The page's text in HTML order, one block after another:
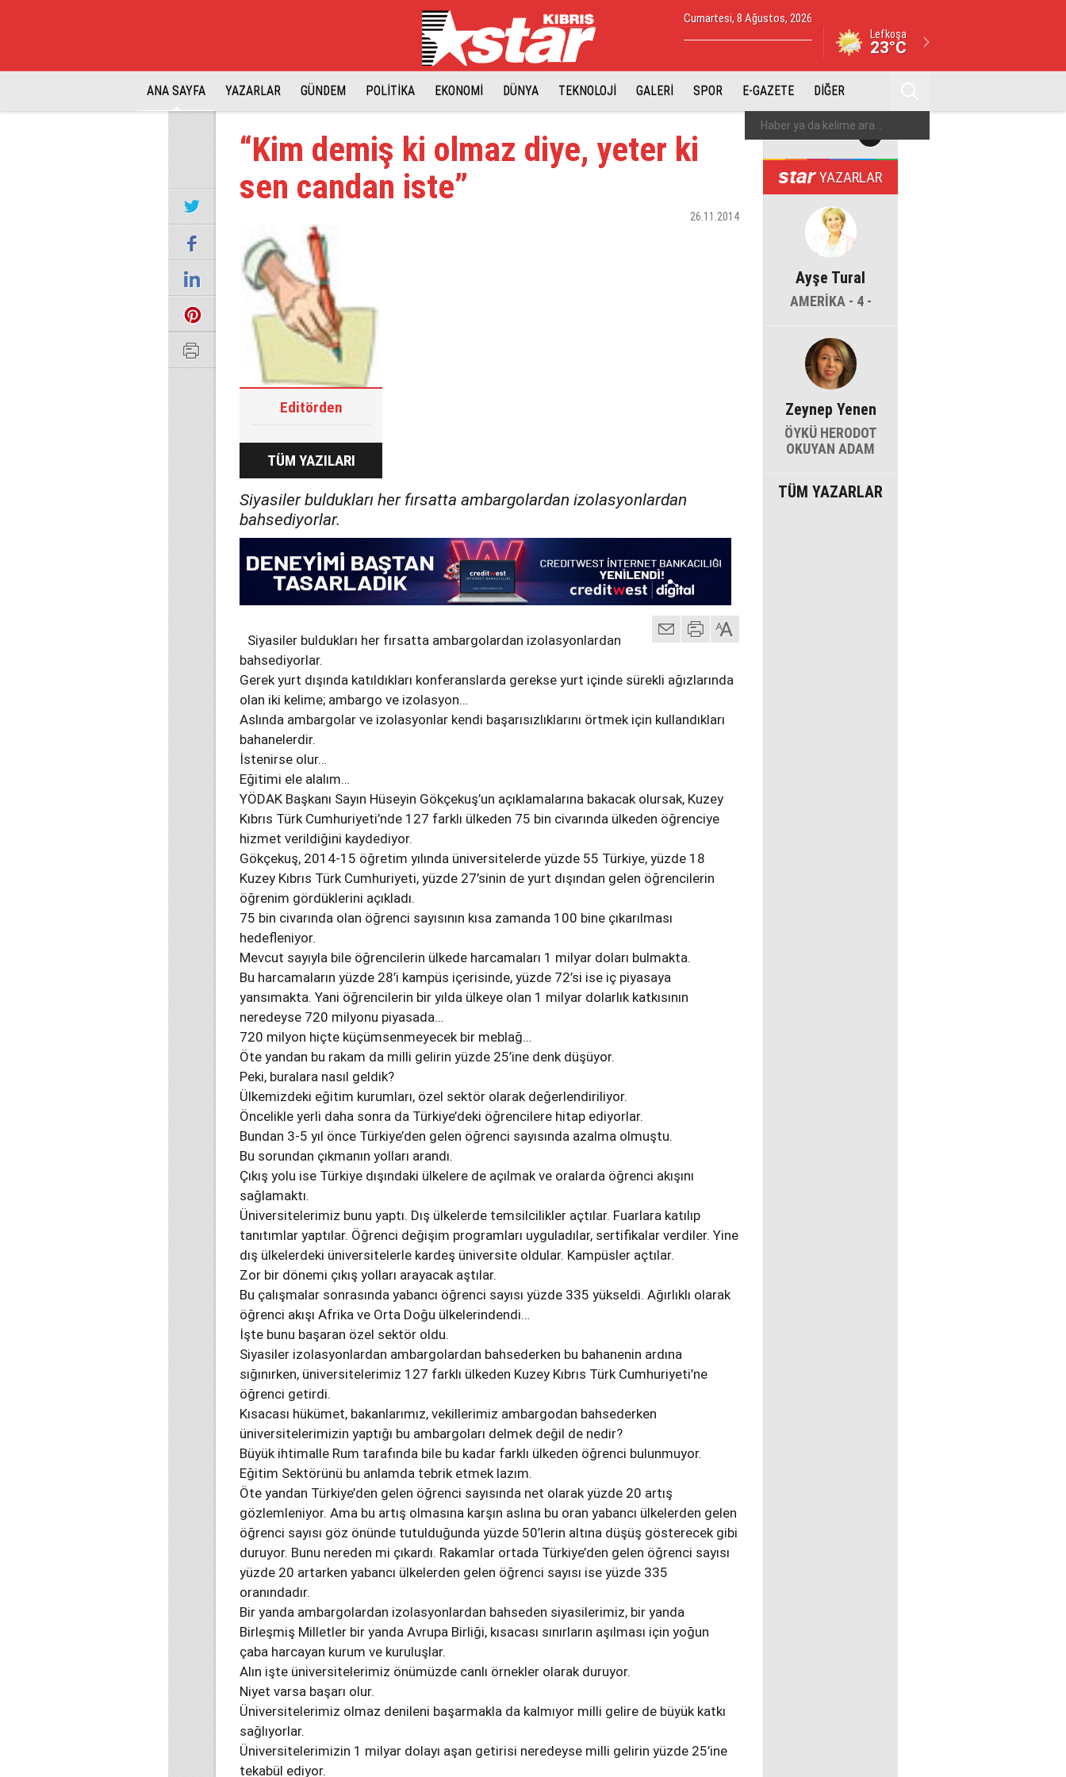
Cumartesi, 8 Ağustos, 2026
Lefkoşa
23°C
ANA SAYFA YAZARLAR GÜNDEM POLİTİKA EKONOMİ DÜNYA TEKNOLOJİ GALERİ SPOR E-GAZETE DİĞER
“Kim demiş ki olmaz diye, yeter ki
sen candan iste”
26.11.2014
Editörden
TÜM YAZILARI
Siyasiler buldukları her fırsatta ambargolardan izolasyonlardan
bahsediyorlar.
Siyasiler buldukları her fırsatta ambargolardan izolasyonlardan
bahsediyorlar.
Gerek yurt dışında katıldıkları konferanslarda gerekse yurt içinde sürekli ağızlarında
olan iki kelime; ambargo ve izolasyon…
Aslında ambargolar ve izolasyonlar kendi başarısızlıklarını örtmek için kullandıkları
bahanelerdir.
İstenirse olur…
Eğitimi ele alalım…
YÖDAK Başkanı Sayın Hüseyin Gökçekuş’un açıklamalarına bakacak olursak, Kuzey
Kıbrıs Türk Cumhuriyeti’nde 127 farklı ülkeden 75 bin civarında ülkeden öğrenciye
hizmet verildiğini kaydediyor.
Gökçekuş, 2014-15 öğretim yılında üniversitelerde yüzde 55 Türkiye, yüzde 18
Kuzey Kıbrıs Türk Cumhuriyeti, yüzde 27’sinin de yurt dışından gelen öğrencilerin
öğrenim gördüklerini açıkladı.
75 bin civarında olan öğrenci sayısının kısa zamanda 100 bine çıkarılması
hedefleniyor.
Mevcut sayıyla bile öğrencilerin ülkede harcamaları 1 milyar doları bulmakta.
Bu harcamaların yüzde 28’i kampüs içerisinde, yüzde 72’si ise iç piyasaya
yansımakta. Yani öğrencilerin bir yılda ülkeye olan 1 milyar dolarlık katkısının
neredeyse 720 milyonu piyasada…
720 milyon hiçte küçümsenmeyecek bir meblağ…
Öte yandan bu rakam da milli gelirin yüzde 25’ine denk düşüyor.
Peki, buralara nasıl geldik?
Ülkemizdeki eğitim kurumları, özel sektör olarak değerlendiriliyor.
Öncelikle yerli daha sonra da Türkiye’deki öğrencilere hitap ediyorlar.
Bundan 3-5 yıl önce Türkiye’den gelen öğrenci sayısında azalma olmuştu.
Bu sorundan çıkmanın yolları arandı.
Çıkış yolu ise Türkiye dışındaki ülkelere de açılmak ve oralarda öğrenci akışını
sağlamaktı.
Üniversitelerimiz bunu yaptı. Dış ülkelerde temsilcilikler açtılar. Fuarlara katılıp
tanıtımlar yaptılar. Öğrenci değişim programları uyguladılar, sertifikalar verdiler. Yine
dış ülkelerdeki üniversitelerle kardeş üniversite oldular. Kampüsler açtılar.
Zor bir dönemi çıkış yolları arayacak aştılar.
Bu çalışmalar sonrasında yabancı öğrenci sayısı yüzde 335 yükseldi. Ağırlıklı olarak
öğrenci akışı Afrika ve Orta Doğu ülkelerindendi…
İşte bunu başaran özel sektör oldu.
Siyasiler izolasyonlardan ambargolardan bahsederken bu bahanenin ardına
sığınırken, üniversitelerimiz 127 farklı ülkeden Kuzey Kıbrıs Türk Cumhuriyeti’ne
öğrenci getirdi.
Kısacası hükümet, bakanlarımız, vekillerimiz ambargodan bahsederken
üniversitelerimizin yaptığı bu ambargoları delmek değil de nedir?
Büyük ihtimalle Rum tarafında bile bu kadar farklı ülkeden öğrenci bulunmuyor.
Eğitim Sektörünü bu anlamda tebrik etmek lazım.
Öte yandan Türkiye’den gelen öğrenci sayısında net olarak yüzde 20 artış
gözlemleniyor. Ama bu artış olmasına karşın aslına bu oran yabancı ülkelerden gelen
öğrenci sayısı göz önünde tutulduğunda yüzde 50’lerin altına düşüş gösterecek gibi
duruyor. Bunu nereden mi çıkardı. Rakamlar ortada Türkiye’den gelen öğrenci sayısı
yüzde 20 artarken yabancı ülkelerden gelen öğrenci sayısı ise yüzde 335
oranındadır.
Bir yanda ambargolardan izolasyonlardan bahseden siyasilerimiz, bir yanda
Birleşmiş Milletler bir yanda Avrupa Birliği, kısacası sınırların aşılması için yoğun
çaba harcayan kurum ve kuruluşlar.
Alın işte üniversitelerimiz önümüzde canlı örnekler olarak duruyor.
Niyet varsa başarı olur.
Üniversitelerimiz olmaz denileni başarmakla da kalmıyor milli gelire de büyük katkı
sağlıyorlar.
Üniversitelerimizin 1 milyar dolayı aşan getirisi neredeyse milli gelirin yüzde 25’ine
tekabül ediyor.
YAZARLAR
Ayşe Tural
AMERİKA - 4 -
Zeynep Yenen
ÖYKÜ HERODOT
OKUYAN ADAM
TÜM YAZARLAR